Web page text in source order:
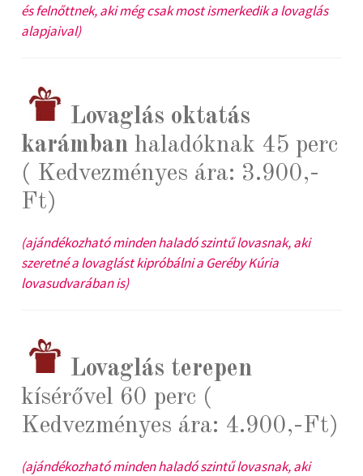
és felnőttnek, aki még csak most ismerkedik a lovaglás
alapjaival)
Lovaglás oktatás
karámban haladóknak 45 perc
( Kedvezményes ára: 3.900,-
Ft)
(ajándékozható minden haladó szintű lovasnak, aki
szeretné a lovaglást kipróbálni a Geréby Kúria
lovasudvarában is)
Lovaglás terepen
kísérővel 60 perc (
Kedvezményes ára: 4.900,-Ft)
(ajándékozható minden haladó szintű lovasnak, aki